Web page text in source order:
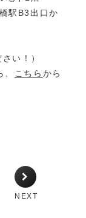
駅B3出口か
い！）
こちら から
NEXT